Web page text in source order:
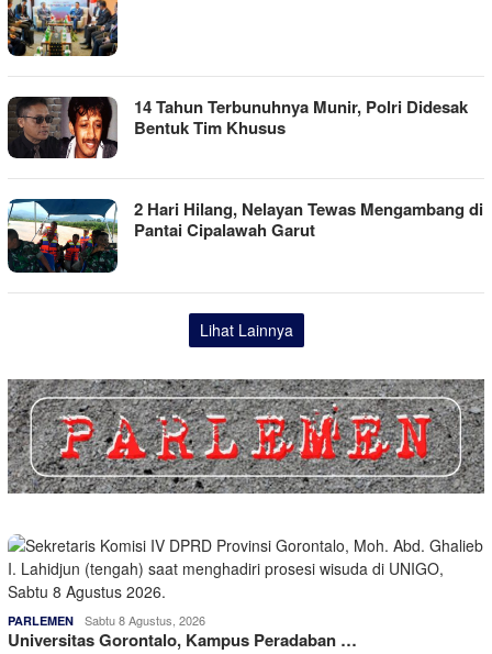
14 Tahun Terbunuhnya Munir, Polri Didesak
Bentuk Tim Khusus
2 Hari Hilang, Nelayan Tewas Mengambang di
Pantai Cipalawah Garut
Lihat Lainnya
PARLEMEN Sabtu 8 Agustus, 2026
Universitas Gorontalo, Kampus Peradaban …